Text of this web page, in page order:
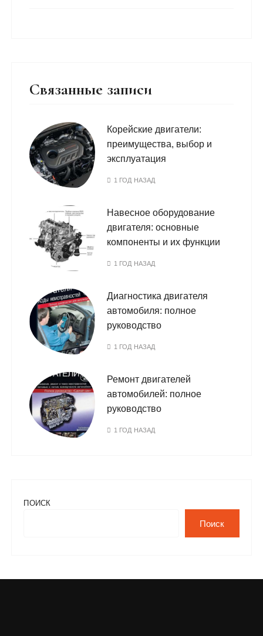
Связанные записи
Корейские двигатели:
преимущества, выбор и
эксплуатация
1 ГОД НАЗАД
Навесное оборудование
двигателя: основные
компоненты и их функции
1 ГОД НАЗАД
Диагностика двигателя
автомобиля: полное
руководство
1 ГОД НАЗАД
Ремонт двигателей
автомобилей: полное
руководство
1 ГОД НАЗАД
ПОИСК
Поиск